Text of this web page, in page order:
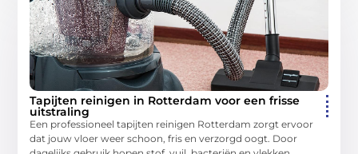
Tapijten reinigen in Rotterdam voor een frisse
uitstraling
Een professioneel tapijten reinigen Rotterdam zorgt ervoor
dat jouw vloer weer schoon, fris en verzorgd oogt. Door